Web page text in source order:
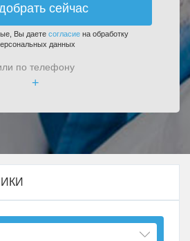
сейчас
Вы даете согласиена обработку
данных
по телефону
+